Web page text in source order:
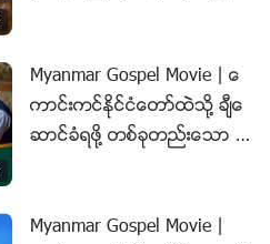
ပးျပသခ်က္မ်ား)
Myanmar Gospel Movie | ေ
ကာင္းကင္ႏိုင္ငံေတာ္ထဲသို႔ ခ်ီေ
ဆာင္ခံရဖို႔ တစ္ခုတည္းေသာ န
Myanmar Gospel Movie |